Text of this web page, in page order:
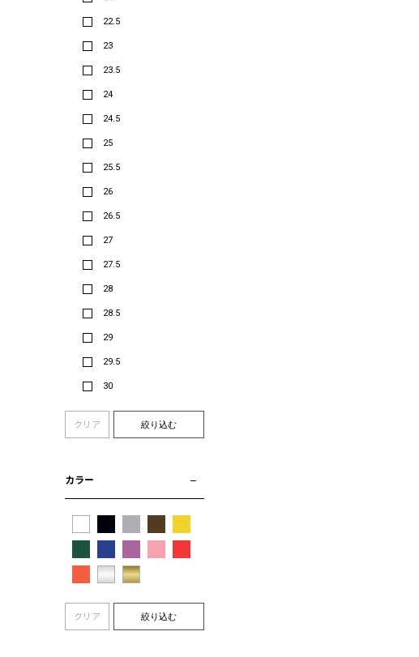
22.5
23
23.5
24
24.5
25
25.5
26
26.5
27
27.5
28
28.5
29
29.5
30
クリア 絞り込む
カラー
クリア 絞り込む